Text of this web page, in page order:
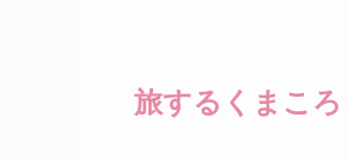
旅するくまこ